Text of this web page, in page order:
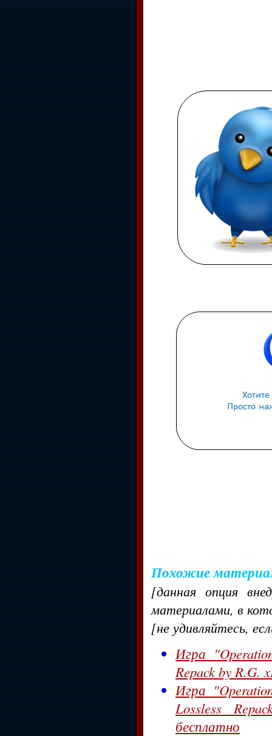
Похожие
[данная опция
материалами, в
[не удивляйтесь,
Игра
Repack by R.G.
Игра
Lossless
бесплатно